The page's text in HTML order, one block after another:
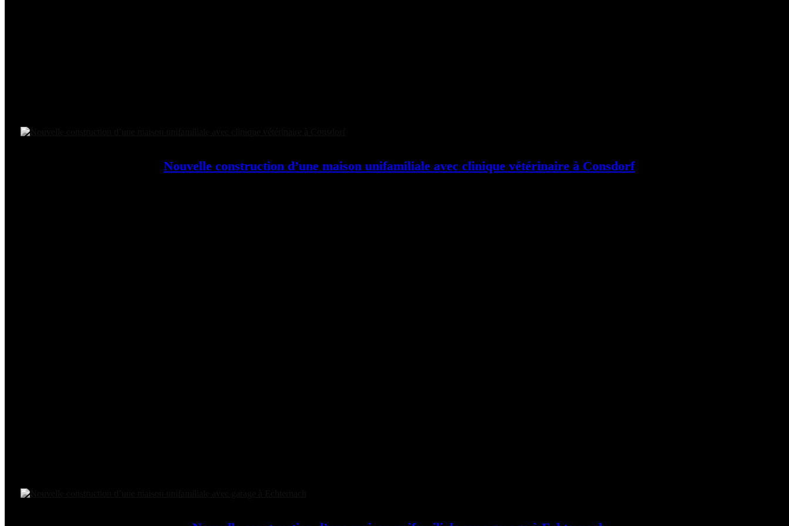
Nouvelle construction d’une maison unifamiliale avec clinique vétérinaire à Consdorf